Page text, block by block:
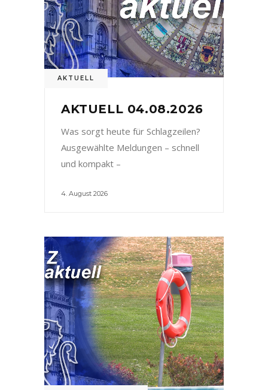
AKTUELL
AKTUELL 04.08.2026
Was sorgt heute für Schlagzeilen?
Ausgewählte Meldungen – schnell
und kompakt –
4. August 2026